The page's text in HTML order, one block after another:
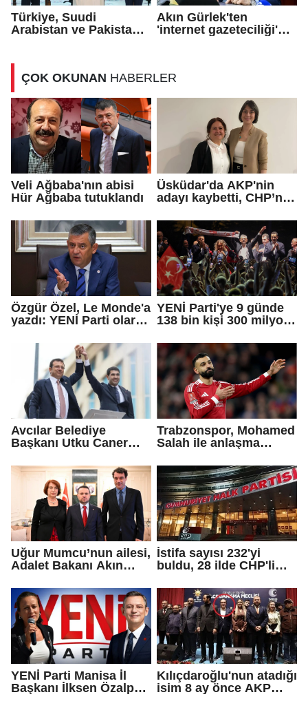
Türkiye, Suudi
Arabistan ve Pakistan
imzalandı
Akın Gürlek'ten
'internet gazeteciliği'
ÇOK OKUNAN HABERLER
Veli Ağbaba'nın abisi
Hür Ağbaba tutuklandı
Üsküdar'da AKP'nin
adayı kaybetti, CHP’nin
Çetinkaya Başkan
Vekili seçildi
Özgür Özel, Le Monde'a
yazdı: YENİ Parti olarak
öneriyoruz
YENİ Parti'ye 9 günde
138 bin kişi 300 milyon
Avcılar Belediye
Başkanı Utku Caner
kararı
Trabzonspor, Mohamed
Salah ile anlaşma
Uğur Mumcu’nun ailesi,
Adalet Bakanı Akın
İstifa sayısı 232'yi
buldu, 28 ilde CHP'li
YENİ Parti Manisa İl
Başkanı İlksen Özalper
Kılıçdaroğlu'nun atadığı
isim 8 ay önce AKP